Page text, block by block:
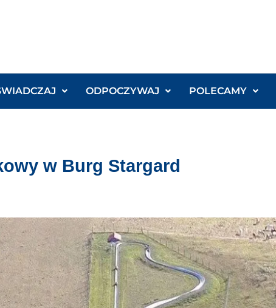
ODPOCZYWAJ POLECAMY
w Burg Stargard